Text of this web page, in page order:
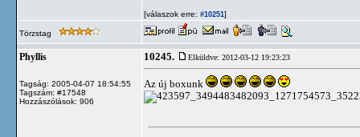
[válaszok erre: #10251]
Törzstag
Phyllis
Tagság: 2005-04-07 18:54:55
Tagszám: #17548
Hozzászólások: 906
10245. Elküldve: 2012-03-12 19:23:23
Az új boxunk